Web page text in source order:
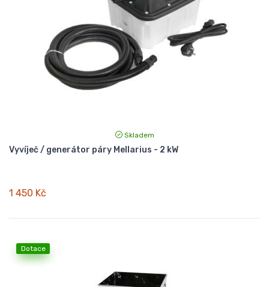
Skladem
Vyvíječ / generátor páry Mellarius - 2 kW
1 450 Kč
Dotace